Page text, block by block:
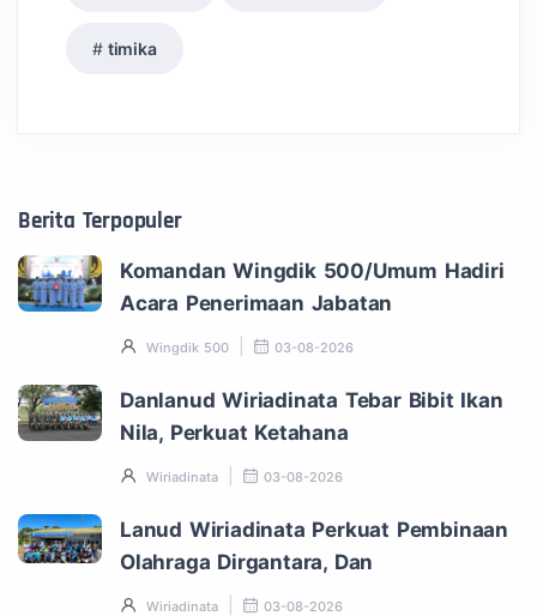
timika
Berita Terpopuler
Komandan Wingdik 500/Umum Hadiri
Acara Penerimaan Jabatan
Wingdik 500 03-08-2026
Danlanud Wiriadinata Tebar Bibit Ikan
Nila, Perkuat Ketahana
Wiriadinata 03-08-2026
Lanud Wiriadinata Perkuat Pembinaan
Olahraga Dirgantara, Dan
Wiriadinata 03-08-2026